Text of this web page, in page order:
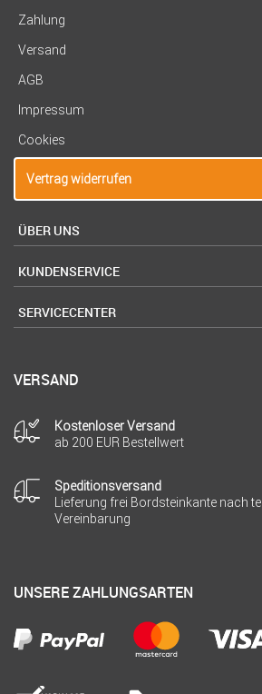
Zahlung
Versand
AGB
Impressum
Cookies
Vertrag widerrufen
ÜBER UNS
KUNDENSERVICE
SERVICECENTER
VERSAND
Kostenloser Versand
ab 200 EUR Bestellwert
Speditionsversand
Lieferung frei Bordsteinkante nach
Vereinbarung
UNSERE ZAHLUNGSARTEN